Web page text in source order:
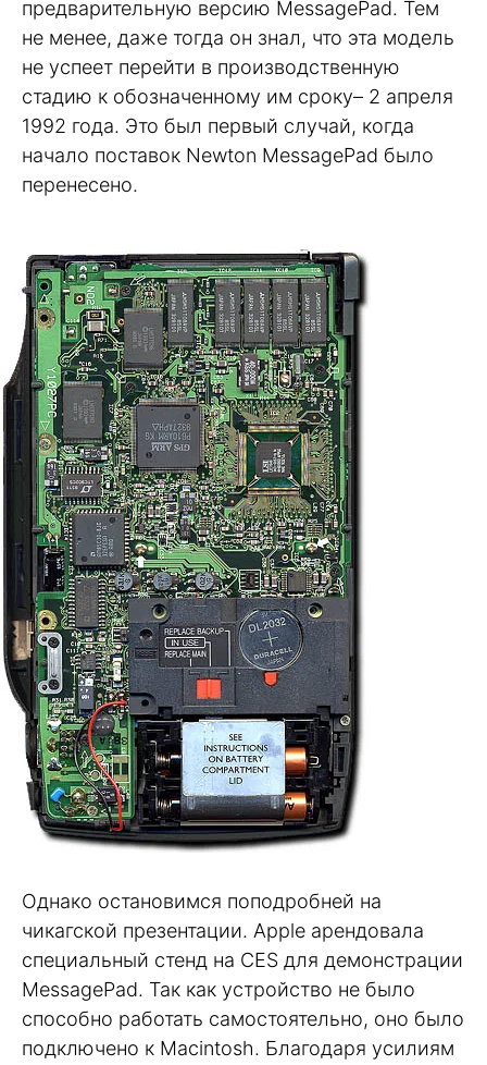
предварительную версию MessagePad. Тем
не менее, даже тогда он знал, что эта модель
не успеет перейти в производственную
стадию к обозначенному им сроку– 2 апреля
1992 года. Это был первый случай, когда
начало поставок Newton MessagePad было
перенесено.
Однако остановимся поподробней на
чикагской презентации. Apple арендовала
специальный стенд на CES для демонстрации
MessagePad. Так как устройство не было
способно работать самостоятельно, оно было
подключено к Macintosh. Благодаря усилиям